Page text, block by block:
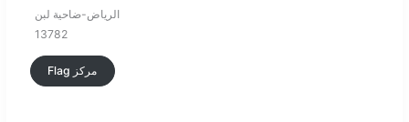
الرياض-ضاحية لبن
13782
Flag مركز